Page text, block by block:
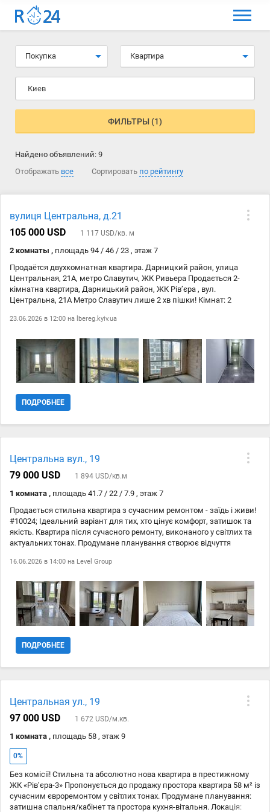
МЕНЮ
Выбрать язык
Избранные объявления
Комментарии к объявления
Как добавить объявление
Покупка Квартира
Киев
ФИЛЬТРЫ (1)
Найдено объявлений: 9
Отображать все Сортировать по рейтингу
вулиця Центральна, д.21
105 000 USD
1 117 USD/кв. м
2 комнаты , площадь 94 / 46 / 23 , этаж 7
Продаётся двухкомнатная квартира. Дарницкий район, улица
Центральная, 21А, метро Славутич, ЖК Ривьера Продається 2-
кімнатна квартира, Дарницький район, ЖК Рівʼєра , вул.
Центральна, 21А Метро Славутич лише 2 хв пішки! Кімнат: 2
монолітно-бетонний Опалення: індивідуальне (двоконтурний
двері, консьєрж, відеоспостереження Переваги комплексу:
Панорамний вид на Дніпро та внутрішній двір Закрита територія з
паркомісцями Власне озеро з набережною просто перед будинком
Пляж 200 метрів Сучасні дитячі та спортивні майданчики Садочок,
ЖК...
23.06.2026 в 12:00 на lbereg.kyiv.ua
ПОДРОБНЕЕ
Центральна вул., 19
79 000 USD
1 894 USD/кв.м
1 комната , площадь 41.7 / 22 / 7.9 , этаж 7
Продається стильна квартира з сучасним ремонтом - заїдь і живи!
#10024; Ідеальний варіант для тих, хто цінує комфорт, затишок та
якість. Квартира після сучасного ремонту, виконаного у світлих та
актуальних тонах. Продумане планування створює відчуття
матеріали та техніка #10004; #65039; Простора кухня та затишні
#65039; Багато світла та приємна атмосфера #10004; #65039;
Чистий підїзд та добрі сусіди #10004; #65039; Зручне
розташування: поруч магазини, транспорт, школи та все необхідне
для комфортного життя Квартира повністю готова до проживання
проживання, так і для вигідної інвестиції. #128222; Телефонуйте та
приходьте на перегляд – такі варіанти довго не затримуються!
16.06.2026 в 14:00 на Level Group
ПОДРОБНЕЕ
Центральная ул., 19
97 000 USD
1 672 USD/м.кв.
1 комната , площадь 58 , этаж 9
0%
Без комісії! Стильна та абсолютно нова квартира в престижному
ЖК «Рівʼєра-3» Пропонується до продажу простора квартира 58 м² із
сучасним євроремонтом у світлих тонах. Продумане планування:
затишна спальня/кабінет та простора кухня-вітальня. Локація: